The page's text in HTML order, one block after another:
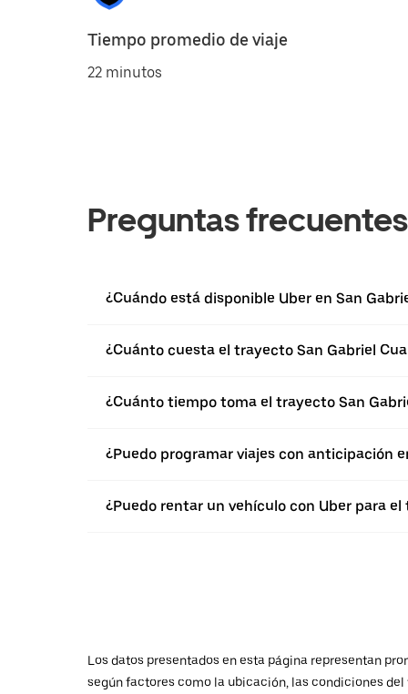
Tiempo promedio de viaje
22 minutos
Preguntas frecuentes
¿Cuándo está disponible Uber en San
¿Cuánto cuesta el trayecto San Gabriel
¿Cuánto tiempo toma el trayecto San
¿Puedo programar viajes con anticipación
¿Puedo rentar un vehículo con Uber para
Los datos presentados en esta página representan
según factores como la ubicación, las condiciones